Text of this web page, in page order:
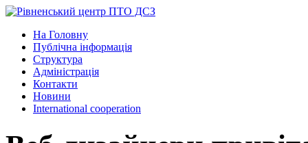
На Головну
Публічна інформація
Структура
Адміністрація
Контакти
Новини
International cooperation